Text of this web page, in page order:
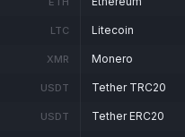
LTC
XMR
USDT
USDT
Litecoin
Monero
Tether TRC20
Tether ERC20